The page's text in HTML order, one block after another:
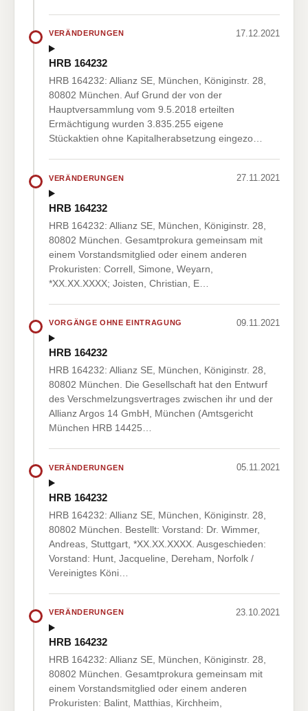
VERÄNDERUNGEN 17.12.2021
HRB 164232
HRB 164232: Allianz SE, München, Königinstr. 28,
80802 München. Auf Grund der von der
Hauptversammlung vom 9.5.2018 erteilten
Ermächtigung wurden 3.835.255 eigene
Stückaktien ohne Kapitalherabsetzung eingezo…
VERÄNDERUNGEN 27.11.2021
HRB 164232
HRB 164232: Allianz SE, München, Königinstr. 28,
80802 München. Gesamtprokura gemeinsam mit
einem Vorstandsmitglied oder einem anderen
Prokuristen: Correll, Simone, Weyarn,
*XX.XX.XXXX; Joisten, Christian, E…
VORGÄNGE OHNE EINTRAGUNG 09.11.2021
HRB 164232
HRB 164232: Allianz SE, München, Königinstr. 28,
80802 München. Die Gesellschaft hat den Entwurf
des Verschmelzungsvertrages zwischen ihr und der
Allianz Argos 14 GmbH, München (Amtsgericht
München HRB 14425…
VERÄNDERUNGEN 05.11.2021
HRB 164232
HRB 164232: Allianz SE, München, Königinstr. 28,
80802 München. Bestellt: Vorstand: Dr. Wimmer,
Andreas, Stuttgart, *XX.XX.XXXX. Ausgeschieden:
Vorstand: Hunt, Jacqueline, Dereham, Norfolk /
Vereinigtes Köni…
VERÄNDERUNGEN 23.10.2021
HRB 164232
HRB 164232: Allianz SE, München, Königinstr. 28,
80802 München. Gesamtprokura gemeinsam mit
einem Vorstandsmitglied oder einem anderen
Prokuristen: Balint, Matthias, Kirchheim,